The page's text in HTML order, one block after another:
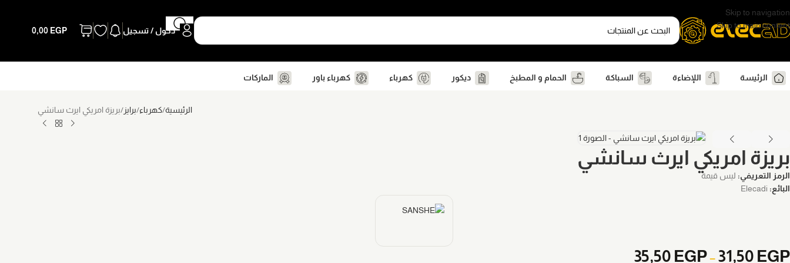
Skip to navigation
Skip to main content
دخول / تسجيل 0,00 EGP
الرئيسة اللإضاءة السباكة الحمام و المطبخ ديكور كهرباء كهرباء باور الماركات
الرئيسية كهرباء برايز بريزة امريكي ايرث سانشي
بريزة امريكي ايرث سانشي
الرمز التعريفي: ليس قيمة
البائع: Elecadi
31,50 EGP
–
35,50 EGP